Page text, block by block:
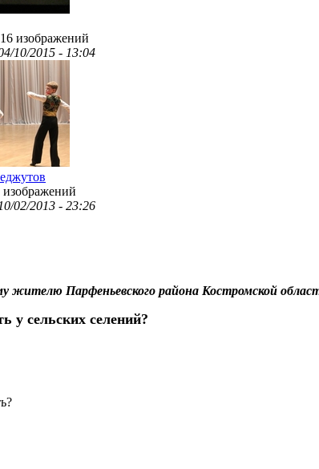
изображений
10/2015 - 13:04
изображений
02/2013 - 23:26
жителю Парфеньевского района Костромской
у сельских селений?